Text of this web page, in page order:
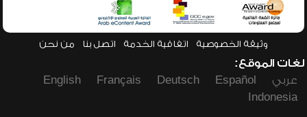
وثيقة الخصوصية اتفاقية الخدمة اتصل بنا من نحن
لغات الموقع:
عربي
Español
Deutsch
Français
English
Indonesia